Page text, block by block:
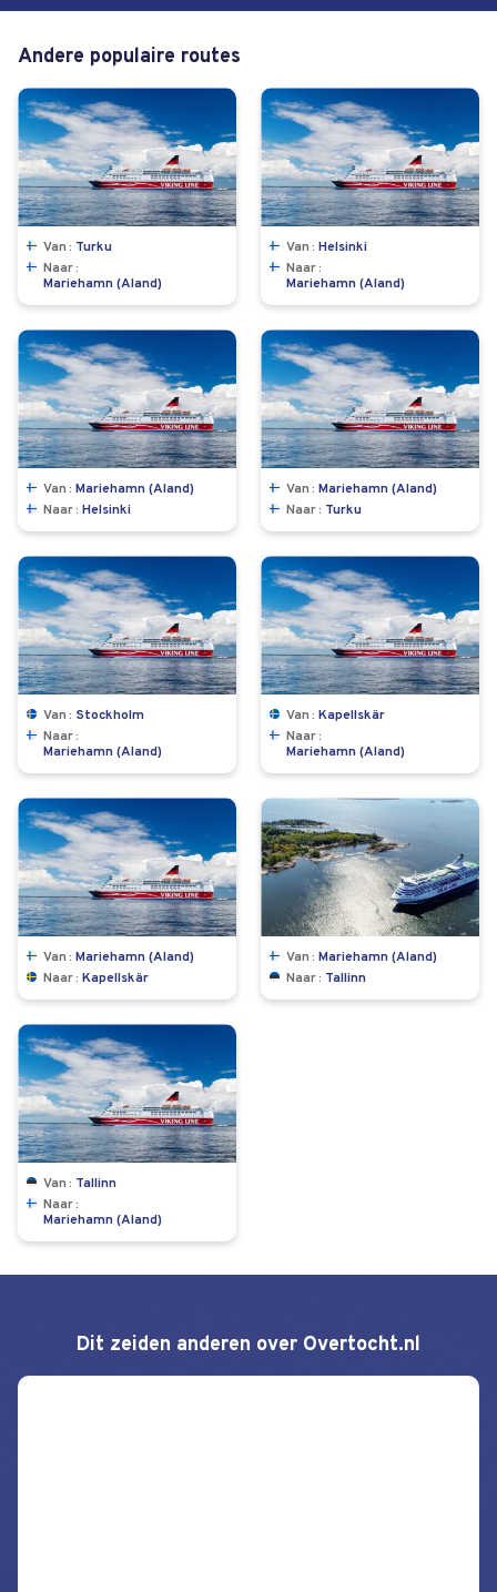
Andere populaire routes
Van
Turku
Naar
Mariehamn (Aland)
Van
Helsinki
Naar
Mariehamn (Aland)
Van
Mariehamn (Aland)
Naar
Helsinki
Van
Mariehamn (Aland)
Naar
Turku
Van
Stockholm
Naar
Mariehamn (Aland)
Van
Kapellskär
Naar
Mariehamn (Aland)
Van
Mariehamn (Aland)
Naar
Kapellskär
Van
Mariehamn (Aland)
Naar
Tallinn
Van
Tallinn
Naar
Mariehamn (Aland)
Dit zeiden anderen over Overtocht.nl